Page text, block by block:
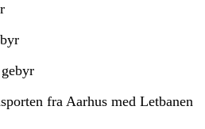
fra Aarhus med Letbanen